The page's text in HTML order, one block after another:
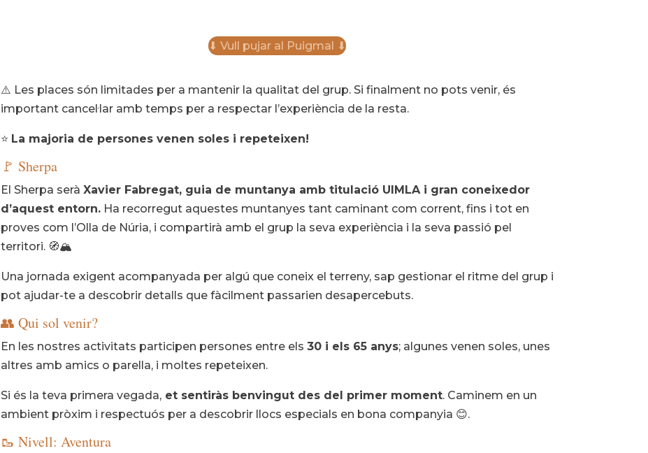
⬇ Vull pujar al Puigmal ⬇
⚠️ Les places són limitades per a mantenir la qualitat del grup. Si finalment no pots venir, és
important cancel·lar amb temps per a respectar l’experiència de la resta.
⭐ La majoria de persones venen soles i repeteixen!
🚩 Sherpa
El Sherpa serà Xavier Fabregat, guia de muntanya amb titulació UIMLA i gran coneixedor
d’aquest entorn.Ha recorregut aquestes muntanyes tant caminant com corrent, fins i tot en
proves com l’Olla de Núria, i compartirà amb el grup la seva experiència i la seva passió pel
territori. 🧭🏔️
Una jornada exigent acompanyada per algú que coneix el terreny, sap gestionar el ritme del grup i
pot ajudar-te a descobrir detalls que fàcilment passarien desapercebuts.
👥 Qui sol venir?
En les nostres activitats participen persones entre els 30 i els 65 anys; algunes venen soles, unes
altres amb amics o parella, i moltes repeteixen.
Si és la teva primera vegada,et sentiràs benvingut des del primer moment. Caminem en un
ambient pròxim i respectuós per a descobrir llocs especials en bona companyia 😊.
🥾 Nivell: Aventura